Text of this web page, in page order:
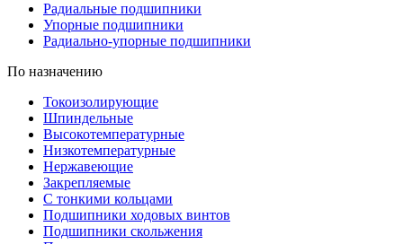
Радиальные подшипники
Упорные подшипники
Радиально-упорные подшипники
По назначению
Токоизолирующие
Шпиндельные
Высокотемпературные
Низкотемпературные
Нержавеющие
Закрепляемые
С тонкими кольцами
Подшипники ходовых винтов
Подшипники скольжения